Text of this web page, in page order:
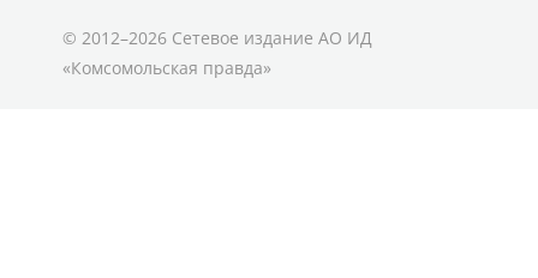
© 2012–2026 Сетевое издание АО ИД
«Комсомольская правда»